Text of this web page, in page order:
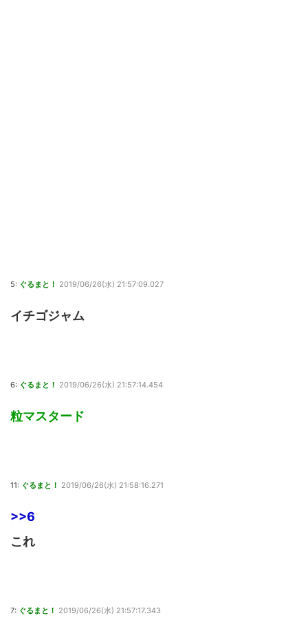
5: ぐるまと！ 2019/06/26(水) 21:57:09.027
イチゴジャム
6: ぐるまと！ 2019/06/26(水) 21:57:14.454
粒マスタード
11: ぐるまと！ 2019/06/26(水) 21:58:16.271
>>6
これ
7: ぐるまと！ 2019/06/26(水) 21:57:17.343